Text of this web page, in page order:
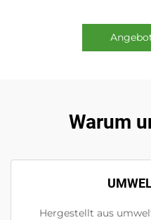
Warum
Hergestellt aus